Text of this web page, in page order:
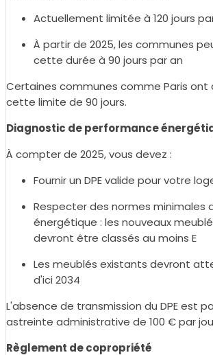
Actuellement limitée à 120 jours
À partir de 2025, les communes
cette durée à 90 jours par an
Certaines communes comme Paris
cette limite de 90 jours.
Diagnostic de performance
À compter de 2025, vous devez :
Fournir un DPE valide pour votre
Respecter des normes minimales
énergétique : les nouveaux
devront être classés au moins E
Les meublés existants devront
d'ici 2034
L'absence de transmission du DPE est
astreinte administrative de 100 € par
Règlement de copropriété